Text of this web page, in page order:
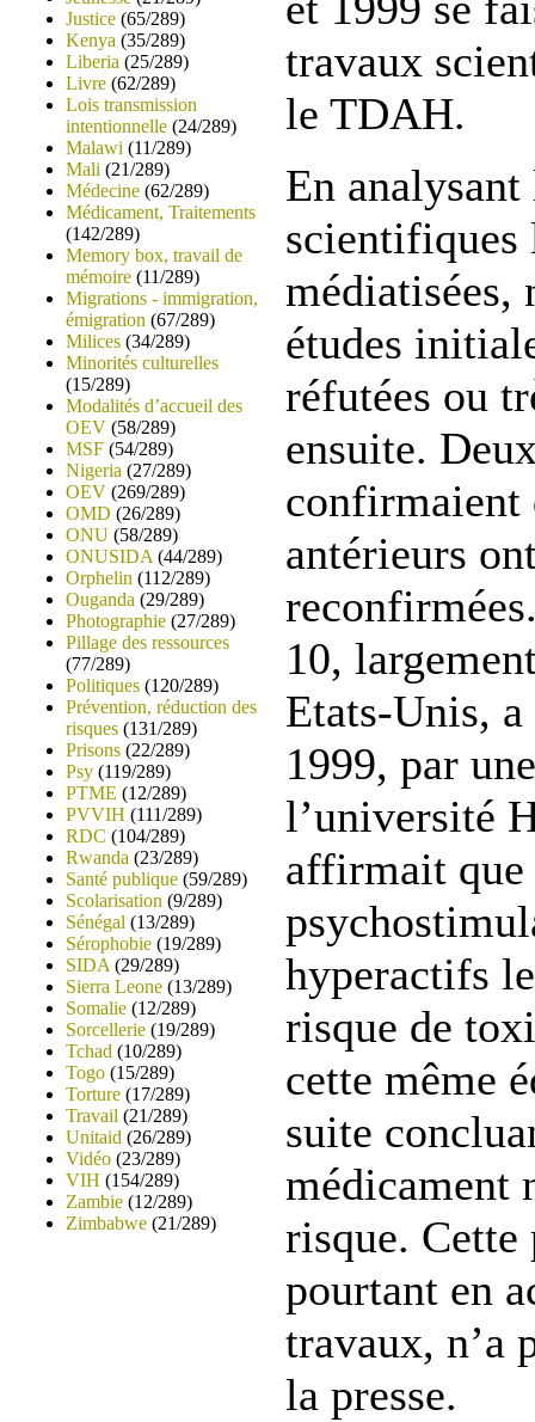
Justice (65/289)
Kenya (35/289)
Liberia (25/289)
Livre (62/289)
Lois transmission
intentionnelle (24/289)
Malawi (11/289)
Mali (21/289)
Médecine (62/289)
Médicament, Traitements
(142/289)
Memory box, travail de
mémoire (11/289)
Migrations - immigration,
émigration (67/289)
Milices (34/289)
Minorités culturelles
(15/289)
Modalités d’accueil des
OEV (58/289)
MSF (54/289)
Nigeria (27/289)
OEV (269/289)
OMD (26/289)
ONU (58/289)
ONUSIDA (44/289)
Orphelin (112/289)
Ouganda (29/289)
Photographie (27/289)
Pillage des ressources
(77/289)
Politiques (120/289)
Prévention, réduction des
risques (131/289)
Prisons (22/289)
Psy (119/289)
PTME (12/289)
PVVIH (111/289)
RDC (104/289)
Rwanda (23/289)
Santé publique (59/289)
Scolarisation (9/289)
Sénégal (13/289)
Sérophobie (19/289)
SIDA (29/289)
Sierra Leone (13/289)
Somalie (12/289)
Sorcellerie (19/289)
Tchad (10/289)
Togo (15/289)
Torture (17/289)
Travail (21/289)
Unitaid (26/289)
Vidéo (23/289)
VIH (154/289)
Zambie (12/289)
Zimbabwe (21/289)
travaux
le TDAH.
En
scientifiques
médiatisées,
études
réfutées ou
ensuite.
confirmaient
antérieurs
10,
Etats-Unis,
1999, par
l’université
affirmait
hyperactifs
risque de
cette même
suite
médicament
risque.
pourtant en
travaux, n’a
la presse.